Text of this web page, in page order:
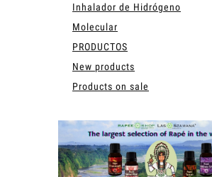
Inhalador de Hidrógeno
Molecular
PRODUCTOS
New products
Products on sale